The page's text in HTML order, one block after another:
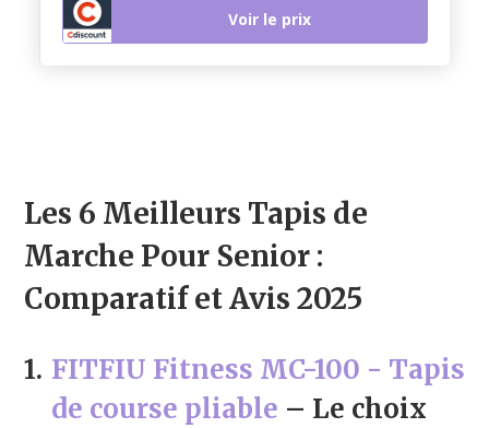
Voir le prix
Les 6 Meilleurs Tapis de
Marche Pour Senior :
Comparatif et Avis 2025
1. FITFIU Fitness MC-100 - Tapis
de course pliable – Le choix